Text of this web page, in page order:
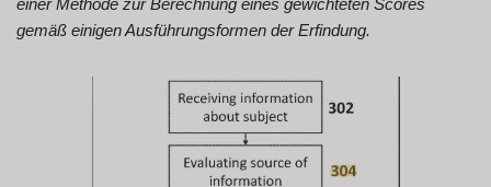
einer Methode zur Berechnung eines gewichteten Scores
gemäß einigen Ausführungsformen der Erfindung.